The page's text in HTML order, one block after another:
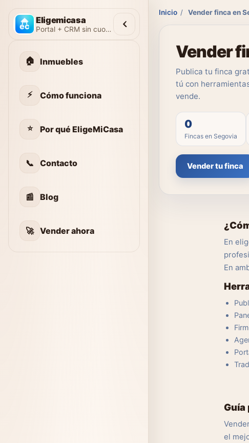
Eligemicasa
Portal + CRM sin cuotas
🏠 Inmuebles
⚡ Cómo funciona
⭐ Por qué EligeMiCasa
📞 Contacto
📰 Blog
🚀 Vender ahora
Inicio / Vender finca en
Vender
Publica tu finca
tú con
vende.
0
Fincas en Segovia
Vender tu finca
En
En
Guía
el